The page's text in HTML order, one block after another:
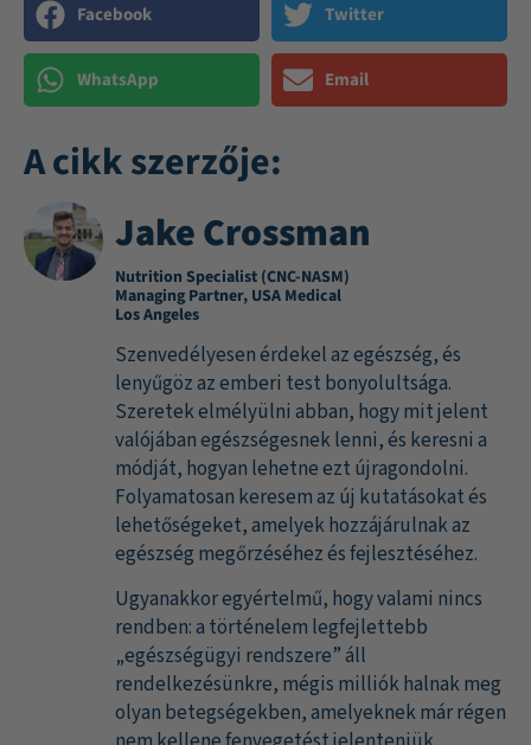
Facebook Twitter
WhatsApp Email
A cikk szerzője:
Jake Crossman
Nutrition Specialist (CNC-NASM)
Managing Partner, USA Medical
Los Angeles
Szenvedélyesen érdekel az egészség, és
lenyűgöz az emberi test bonyolultsága.
Szeretek elmélyülni abban, hogy mit jelent
valójában egészségesnek lenni, és keresni a
módját, hogyan lehetne ezt újragondolni.
Folyamatosan keresem az új kutatásokat és
lehetőségeket, amelyek hozzájárulnak az
egészség megőrzéséhez és fejlesztéséhez.
Ugyanakkor egyértelmű, hogy valami nincs
rendben: a történelem legfejlettebb
„egészségügyi rendszere” áll
rendelkezésünkre, mégis milliók halnak meg
olyan betegségekben, amelyeknek már régen